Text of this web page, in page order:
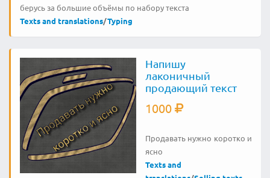
берусь за большие объёмы по набору текста
Texts and translations/Typing
Напишу
лаконичный
продающий текст
1000
Продавать нужно коротко и
ясно
Texts and